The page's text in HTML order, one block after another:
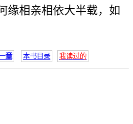
缘相亲相依大半载，如
章 本书目录 我读过的